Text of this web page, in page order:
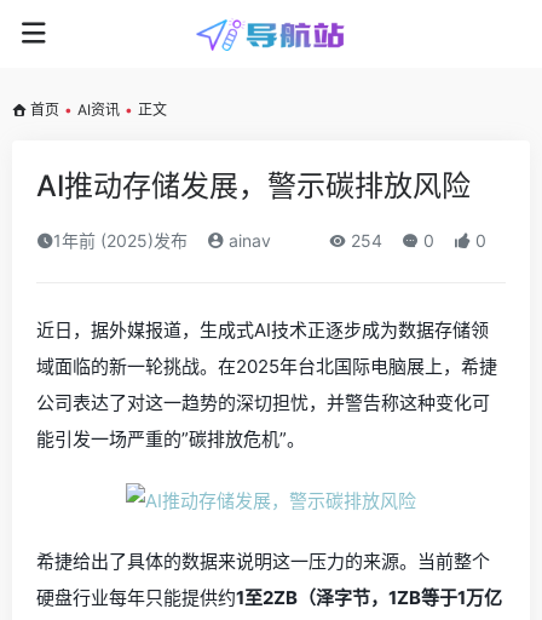
首页 • AI资讯 • 正文
AI推动存储发展，警示碳排放风险
1年前 (2025)发布 ainav 254 0 0
近日，据外媒报道，生成式AI技术正逐步成为数据存储领
域面临的新一轮挑战。在2025年台北国际电脑展上，希捷
公司表达了对这一趋势的深切担忧，并警告称这种变化可
能引发一场严重的”碳排放危机”。
希捷给出了具体的数据来说明这一压力的来源。当前整个
硬盘行业每年只能提供约1至2ZB（泽字节，1ZB等于1万亿